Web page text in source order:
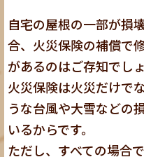
自宅の屋根の一部が損
合、火災保険の補償で
があるのはご存知でしょ
火災保険は火災だけで
うな台風や大雪などの
いるからです。
ただし、すべての場合